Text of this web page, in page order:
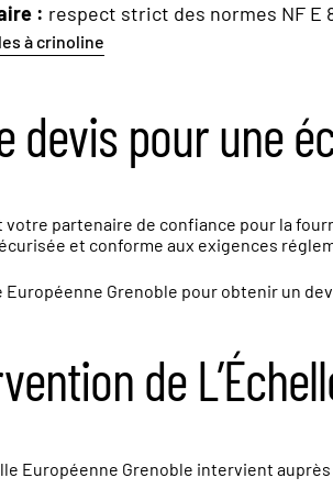
: respect strict des normes NF E
à crinoline
devis pour une
votre partenaire de confiance pour la
et conforme aux exigences
Européenne Grenoble pour obtenir un
de
Européenne Grenoble intervient